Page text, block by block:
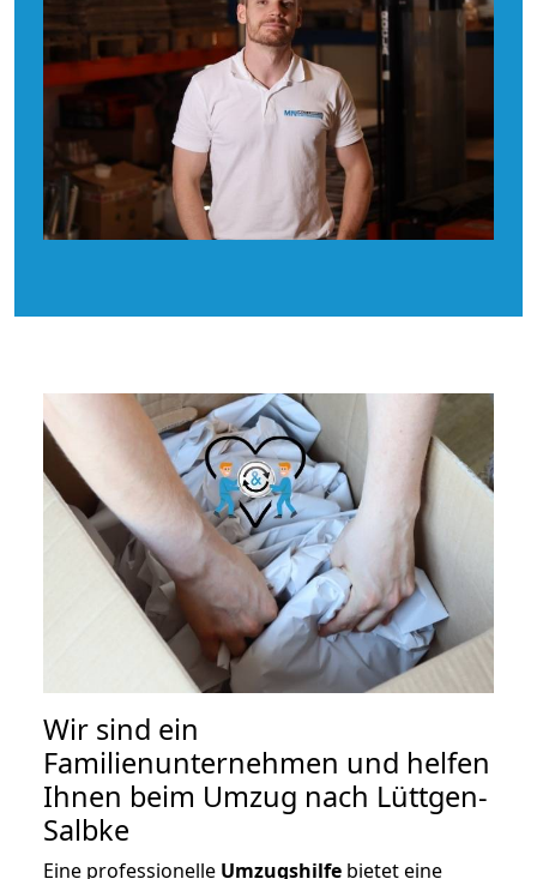
Wir sind ein
Familienunternehmen und helfen
Ihnen beim Umzug nach Lüttgen-
Salbke
Eine professionelle Umzugshilfe bietet eine